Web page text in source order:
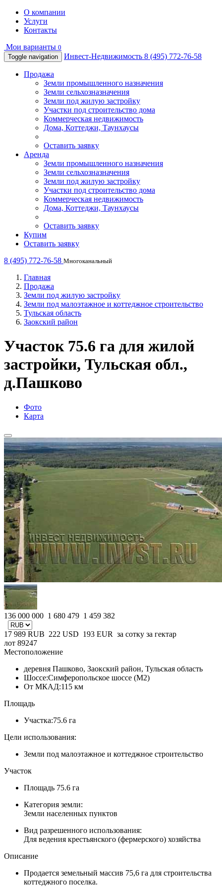
О компании
Услуги
Контакты
Мои варианты 0
Toggle navigation
Инвест-Недвижимость 8 (495) 772-76-58
Продажа
Земли промышленного назначения
Земли сельхозназначения
Земли под жилую застройку
Участки под строительство дома
Коммерческая недвижимость
Дома, Коттеджи, Таунхаусы
Оставить заявку
Аренда
Земли промышленного назначения
Земли сельхозназначения
Земли под жилую застройку
Участки под строительство дома
Коммерческая недвижимость
Дома, Коттеджи, Таунхаусы
Оставить заявку
Купим
Оставить заявку
8 (495) 772-76-58 Многоканальный
Главная
Продажа
Земли под жилую застройку
Земли под малоэтажное и коттеджное строительство
Тульская область
Заокский район
Участок 75.6 га для жилой
застройки, Тульская обл.,
д.Пашково
Фото
Карта
136 000 000 1 680 479 1 459 382
17 989 RUB 222 USD 193 EUR за сотку за гектар
лот 89247
Местоположение
деревня Пашково, Заокский район, Тульская область
Шоссе:Симферопольское шоссе (М2)
От МКАД:115 км
Площадь
Участка:75.6 га
Цели использования:
Земли под малоэтажное и коттеджное строительство
Участок
Площадь 75.6 га
Категория земли:
Земли населенных пунктов
Вид разрешенного использования:
Для ведения крестьянского (фермерского) хозяйства
Описание
Продается земельный массив 75,6 га для строительства
коттеджного поселка.